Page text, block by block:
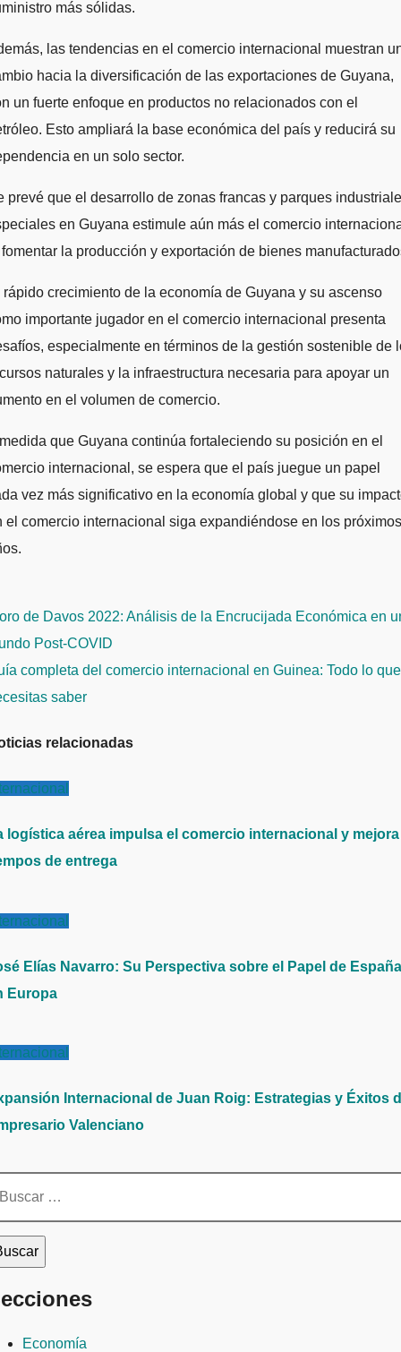
más sólidas.
las tendencias en el comercio internacional muestran
hacia la diversificación de las exportaciones de Guyana,
un fuerte enfoque en productos no relacionados con el
Esto ampliará la base económica del país y reducirá su
en un solo sector.
prevé que el desarrollo de zonas francas y parques
en Guyana estimule aún más el comercio
la producción y exportación de bienes
rápido crecimiento de la economía de Guyana y su ascenso
importante jugador en el comercio internacional presenta
especialmente en términos de la gestión sostenible de
naturales y la infraestructura necesaria para apoyar un
en el volumen de comercio.
que Guyana continúa fortaleciendo su posición en el
internacional, se espera que el país juegue un papel
vez más significativo en la economía global y que su
el comercio internacional siga expandiéndose en los próximos
de Davos 2022: Análisis de la Encrucijada Económica en
Post-COVID
completa del comercio internacional en Guinea: Todo lo que
saber
relacionadas
logística aérea impulsa el comercio internacional y mejora
de entrega
Elías Navarro: Su Perspectiva sobre el Papel de España
Europa
Internacional de Juan Roig: Estrategias y Éxitos
Valenciano
Economía